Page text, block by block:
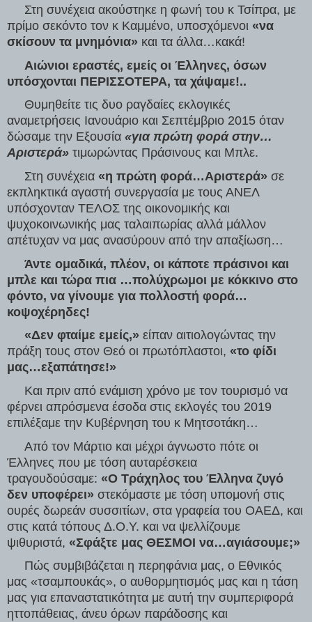
Στη συνέχεια ακούστηκε η φωνή του κ Τσίπρα, με
πρίμο σεκόντο τον κ Καμμένο, υποσχόμενοι «να
σκίσουν τα μνημόνια» και τα άλλα…κακά!
Αιώνιοι εραστές, εμείς οι Έλληνες, όσων
υπόσχονται ΠΕΡΙΣΣΟΤΕΡΑ, τα χάψαμε!..
Θυμηθείτε τις δυο ραγδαίες εκλογικές
αναμετρήσεις Ιανουάριο και Σεπτέμβριο 2015 όταν
δώσαμε την Εξουσία «για πρώτη φορά στην…
Αριστερά» τιμωρώντας Πράσινους και Μπλε.
Στη συνέχεια «η πρώτη φορά…Αριστερά» σε
εκπληκτικά αγαστή συνεργασία με τους ΑΝΕΛ
υπόσχονταν ΤΕΛΟΣ της οικονομικής και
ψυχοκοινωνικής μας ταλαιπωρίας αλλά μάλλον
απέτυχαν να μας ανασύρουν από την απαξίωση…
Άντε ομαδικά, πλέον, οι κάποτε πράσινοι και
μπλε και τώρα πια …πολύχρωμοι με κόκκινο στο
φόντο, να γίνουμε για πολλοστή φορά…
κοψοχέρηδες!
«Δεν φταίμε εμείς,» είπαν αιτιολογώντας την
πράξη τους στον Θεό οι πρωτόπλαστοι, «το φίδι
μας…εξαπάτησε!»
Και πριν από ενάμιση χρόνο με τον τουρισμό να
φέρνει απρόσμενα έσοδα στις εκλογές του 2019
επιλέξαμε την Κυβέρνηση του κ Μητσοτάκη…
Από τον Μάρτιο και μέχρι άγνωστο πότε οι
Έλληνες που με τόση αυταρέσκεια
τραγουδούσαμε: «Ο Τράχηλος του Έλληνα ζυγό
δεν υποφέρει» στεκόμαστε με τόση υπομονή στις
ουρές δωρεάν συσσιτίων, στα γραφεία του ΟΑΕΔ, και
στις κατά τόπους Δ.Ο.Υ. και να ψελλίζουμε
ψιθυριστά, «Σφάξτε μας ΘΕΣΜΟΙ να…αγιάσουμε;»
Πώς συμβιβάζεται η περηφάνια μας, ο Εθνικός
μας «τσαμπουκάς», ο αυθορμητισμός μας και η τάση
μας για επαναστατικότητα με αυτή την συμπεριφορά
ηττοπάθειας, άνευ όρων παράδοσης και